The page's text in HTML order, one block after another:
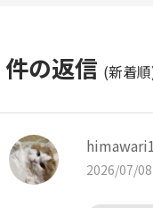
件の返信 (新着
2026/07/